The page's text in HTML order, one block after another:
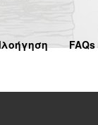
FAQs